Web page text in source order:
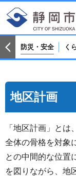
防災・安全 く
地区計画
「地区計画」と
全体の骨格を対象
との中間的な位置
を図りながら、地